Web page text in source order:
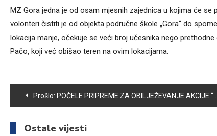
MZ Gora jedna je od osam mjesnih zajednica u kojima će se
volonteri čistiti je od objekta područne škole „Gora“ do
lokacija manje, očekuje se veći broj učesnika nego
Pačo, koji već obišao teren na ovim lokacijama.
Navigacija
članaka
Prošlo: POČELE PRIPREME ZA OBILJEŽEVANJE AKCIJE “PRETIS”, UREĐENA SPOMEN OBILJEŽJA KOD PRETIS-a
Ostale vijesti